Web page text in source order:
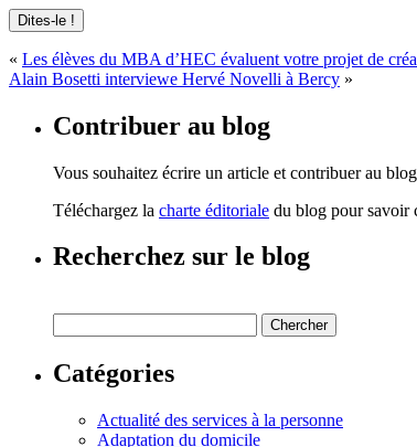
« Les élèves du MBA d’HEC évaluent votre projet de
Alain Bosetti interviewe Hervé Novelli à Bercy »
Contribuer au blog
Vous souhaitez écrire un article et contribuer au
Téléchargez la charte éditoriale du blog pour savoir
Recherchez sur le blog
Catégories
Actualité des services à la personne
Adaptation du domicile